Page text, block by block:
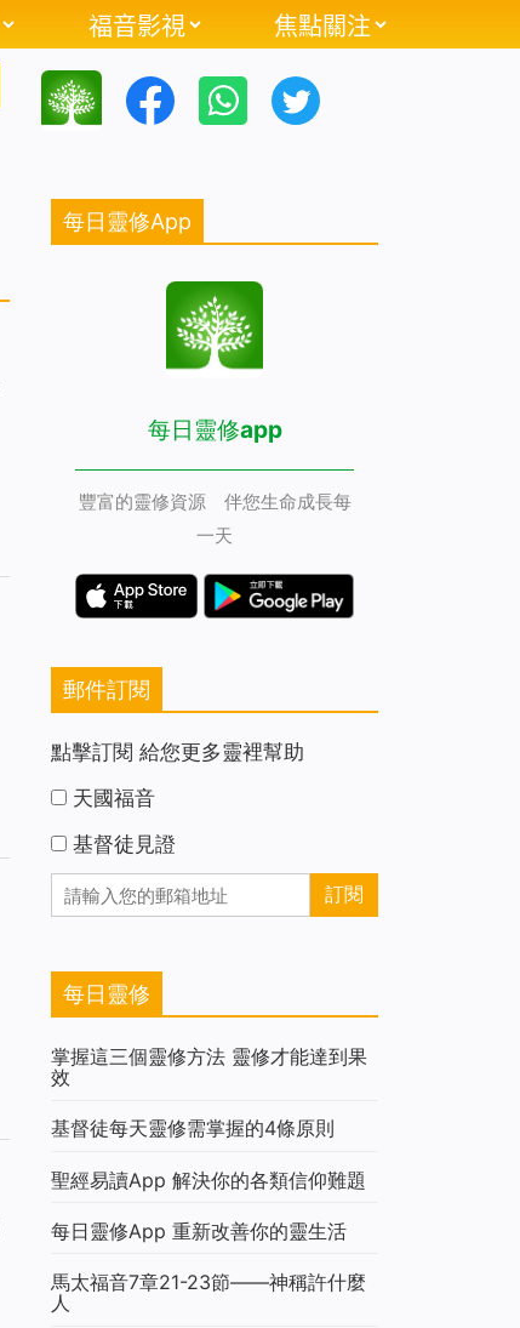
福音影視 焦點關注
每日靈修App
每日靈修app
豐富的靈修資源 伴您生命成長每
一天
郵件訂閱
點擊訂閱 給您更多靈裡幫助
天國福音
基督徒見證
每日靈修
掌握這三個靈修方法 靈修才能達到果
效
基督徒每天靈修需掌握的4條原則
聖經易讀App 解決你的各類信仰難題
每日靈修App 重新改善你的靈生活
馬太福音7章21-23節——神稱許什麼
人